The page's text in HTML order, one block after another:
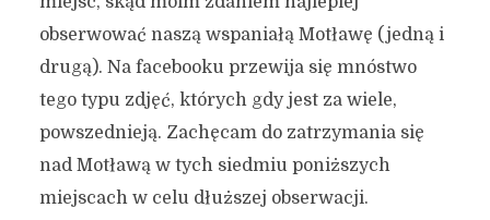
obserwować naszą wspaniałą Motławę (jedną i
drugą). Na facebooku przewija się mnóstwo
tego typu zdjęć, których gdy jest za wiele,
powszednieją. Zachęcam do zatrzymania się
nad Motławą w tych siedmiu poniższych
miejscach w celu dłuższej obserwacji.